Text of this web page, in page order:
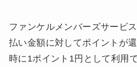
ファンケルメンバーズサービ
払い金額に対してポイントが
時に1ポイント1円として利用